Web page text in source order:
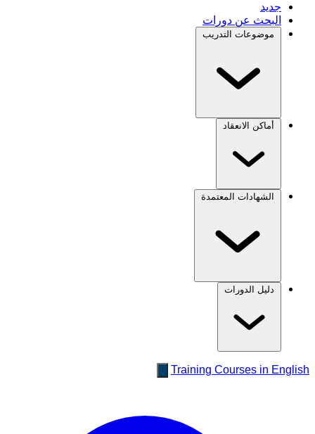
جديد
البحث عن دورات
موضوعات التدريب
أماكن الانعقاد
الشهادات المعتمدة
دليل الدورات
Training Courses in English